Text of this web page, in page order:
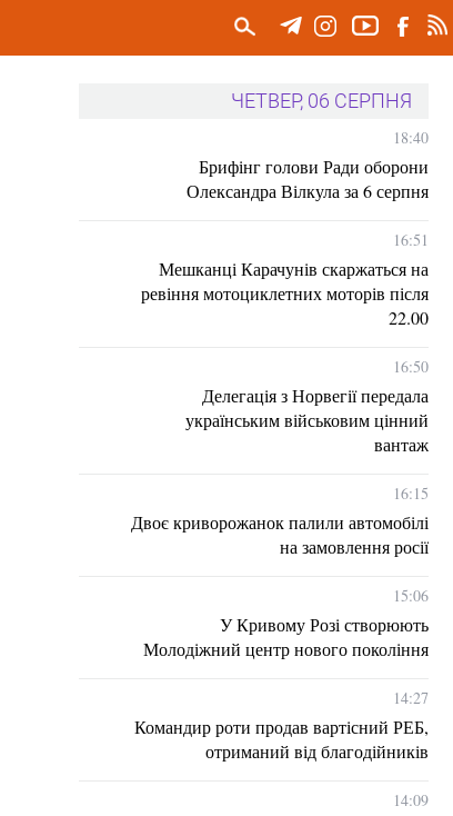
ЧЕТВЕР, 06 СЕРПНЯ
18:40
Брифінг голови Ради оборони
Олександра Вілкула за 6 серпня
16:51
Мешканці Карачунів скаржаться на
ревіння мотоциклетних моторів після
22.00
16:50
Делегація з Норвегії передала
українським військовим цінний
вантаж
16:15
Двоє криворожанок палили автомобілі
на замовлення росії
15:06
У Кривому Розі створюють
Молодіжний центр нового покоління
14:27
Командир роти продав вартісний РЕБ,
отриманий від благодійників
14:09